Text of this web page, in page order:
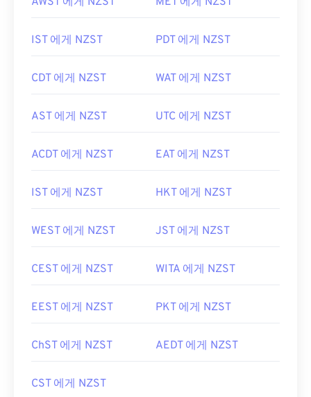
IST 에게 NZST PDT 에게 NZST
CDT 에게 NZST WAT 에게 NZST
AST 에게 NZST UTC 에게 NZST
ACDT 에게 NZST EAT 에게 NZST
IST 에게 NZST HKT 에게 NZST
WEST 에게 NZST JST 에게 NZST
CEST 에게 NZST WITA 에게 NZST
EEST 에게 NZST PKT 에게 NZST
ChST 에게 NZST AEDT 에게 NZST
CST 에게 NZST